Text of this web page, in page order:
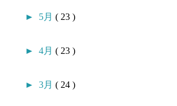
► 5月( 23 )
►4月( 23 )
►3月( 24 )